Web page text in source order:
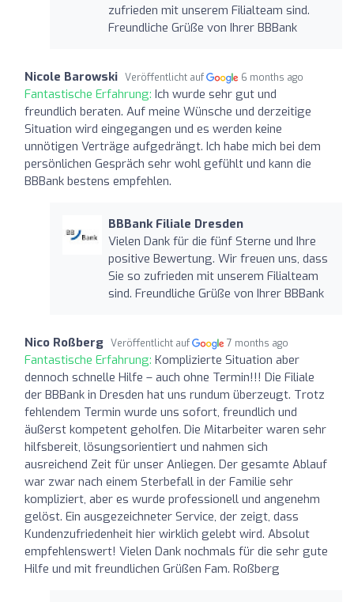
zufrieden mit unserem Filialteam sind.
Freundliche Grüße von Ihrer BBBank
Nicole Barowski Veröffentlicht auf 6 months ago
Fantastische Erfahrung: Ich wurde sehr gut und
freundlich beraten. Auf meine Wünsche und derzeitige
Situation wird eingegangen und es werden keine
unnötigen Verträge aufgedrängt. Ich habe mich bei dem
persönlichen Gespräch sehr wohl gefühlt und kann die
BBBank bestens empfehlen.
BBBank Filiale Dresden
Vielen Dank für die fünf Sterne und Ihre
positive Bewertung. Wir freuen uns, dass
Sie so zufrieden mit unserem Filialteam
sind. Freundliche Grüße von Ihrer BBBank
Nico Roßberg Veröffentlicht auf 7 months ago
Fantastische Erfahrung: Komplizierte Situation aber
dennoch schnelle Hilfe – auch ohne Termin!!! Die Filiale
der BBBank in Dresden hat uns rundum überzeugt. Trotz
fehlendem Termin wurde uns sofort, freundlich und
äußerst kompetent geholfen. Die Mitarbeiter waren sehr
hilfsbereit, lösungsorientiert und nahmen sich
ausreichend Zeit für unser Anliegen. Der gesamte Ablauf
war zwar nach einem Sterbefall in der Familie sehr
kompliziert, aber es wurde professionell und angenehm
gelöst. Ein ausgezeichneter Service, der zeigt, dass
Kundenzufriedenheit hier wirklich gelebt wird. Absolut
empfehlenswert! Vielen Dank nochmals für die sehr gute
Hilfe und mit freundlichen Grüßen Fam. Roßberg